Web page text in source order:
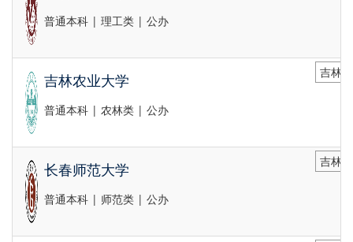
普通本科 | 理工类 | 公办
吉林农业大学
普通本科 | 农林类 | 公办
吉林
长春师范大学
普通本科 | 师范类 | 公办
吉林